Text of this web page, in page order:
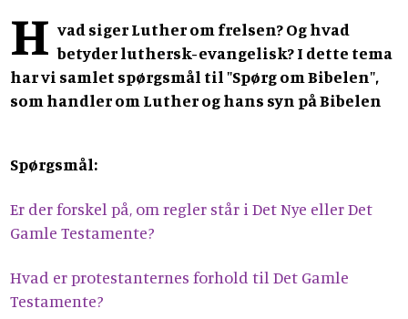
H vad siger Luther om frelsen? Og hvad
betyder luthersk-evangelisk? I dette tema
har vi samlet spørgsmål til "Spørg om Bibelen",
som handler om Luther og hans syn på Bibelen
Spørgsmål:
Er der forskel på, om regler står i Det Nye eller Det
Gamle Testamente?
Hvad er protestanternes forhold til Det Gamle
Testamente?